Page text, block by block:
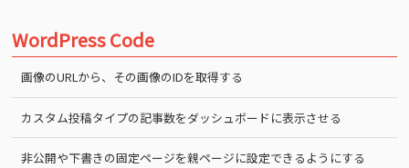
WordPress Code
画像のURLから、その画像のIDを取得する
カスタム投稿タイプの記事数をダッシュボードに表示させる
非公開や下書きの固定ページを親ページに設定できるようにする